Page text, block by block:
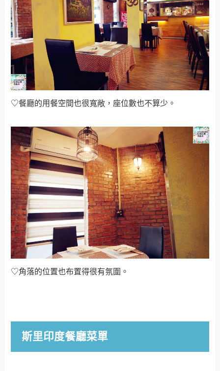
♡餐廳的用餐空間也很寬敞，座位數也不算少。
♡角落的位置也布置得很有氛圍。
斯里印度餐廳菜單